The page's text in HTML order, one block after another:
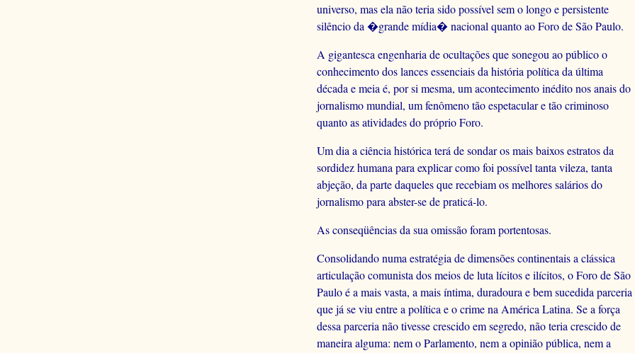
universo, mas ela não teria sido possível sem o longo e persistente
silêncio da �grande mídia� nacional quanto ao Foro de São Paulo.
A gigantesca engenharia de ocultações que sonegou ao público o
conhecimento dos lances essenciais da história política da última
década e meia é, por si mesma, um acontecimento inédito nos anais do
jornalismo mundial, um fenômeno tão espetacular e tão criminoso
quanto as atividades do próprio Foro.
Um dia a ciência histórica terá de sondar os mais baixos estratos da
sordidez humana para explicar como foi possível tanta vileza, tanta
abjeção, da parte daqueles que recebiam os melhores salários do
jornalismo para abster-se de praticá-lo.
As conseqüências da sua omissão foram portentosas.
Consolidando numa estratégia de dimensões continentais a clássica
articulação comunista dos meios de luta lícitos e ilícitos, o Foro de São
Paulo é a mais vasta, a mais íntima, duradoura e bem sucedida parceria
que já se viu entre a política e o crime na América Latina. Se a força
dessa parceria não tivesse crescido em segredo, não teria crescido de
maneira alguma: nem o Parlamento, nem a opinião pública, nem a